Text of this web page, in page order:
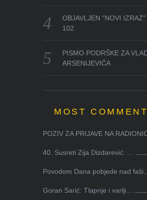
OBJAVLJEN “NOVI
102
PISMO PODRŠKE ZA
ARSENIJEVIĆA
MOST
POZIV ZA PRIJAVE NA
40. Susreti Zija Dizdarević: ...
Povodom Dana pobjede nad faši...
Goran Sarić: Tlapnje i varlji...